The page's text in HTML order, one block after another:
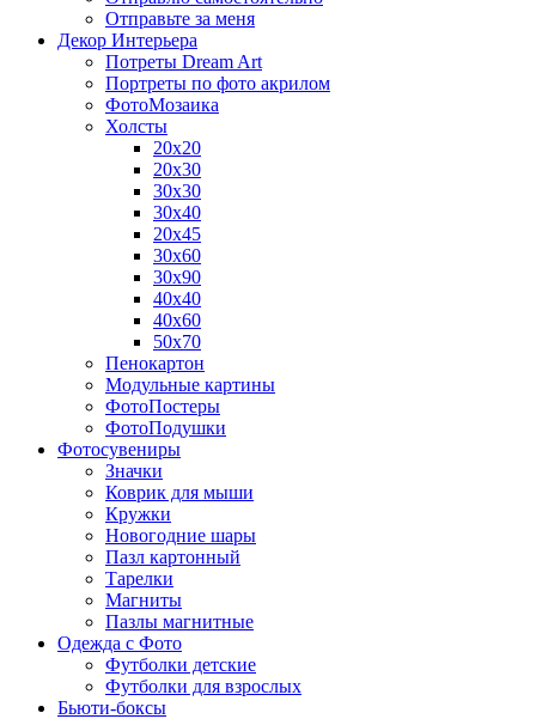
Отправьте за меня
Декор Интерьера
Потреты Dream Art
Портреты по фото акрилом
ФотоМозаика
Холсты
20х20
20х30
30х30
30х40
20х45
30х60
30х90
40х40
40х60
50х70
Пенокартон
Модульные картины
ФотоПостеры
ФотоПодушки
Фотоcувениры
Значки
Коврик для мыши
Кружки
Новогодние шары
Пазл картонный
Тарелки
Магниты
Пазлы магнитные
Одежда с Фото
Футболки детские
Футболки для взрослых
Бьюти-боксы